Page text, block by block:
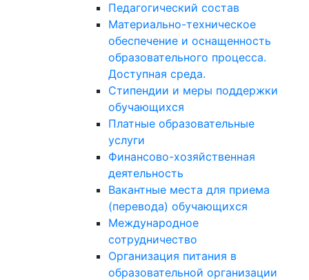
Педагогический состав
Материально-техническое
обеспечение и оснащенность
образовательного процесса.
Доступная среда.
Стипендии и меры поддержки
обучающихся
Платные образовательные
услуги
Финансово-хозяйственная
деятельность
Вакантные места для приема
(перевода) обучающихся
Международное
сотрудничество
Организация питания в
образовательной организации